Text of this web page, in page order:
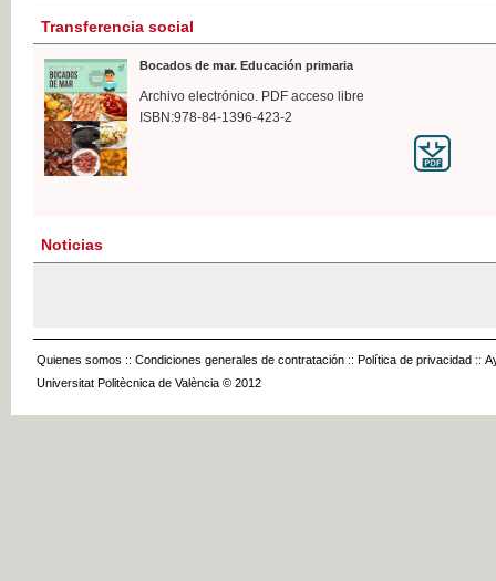
Transferencia social
Bocados de mar. Educación primaria
Archivo electrónico. PDF acceso libre
ISBN:978-84-1396-423-2
Noticias
Quienes somos :: Condiciones generales de contratación :: Política de privacidad ::
Universitat Politècnica de València © 2012